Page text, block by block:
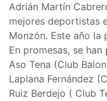
Adrián Martín
mejores deportistas
Monzón. Este año la
En promesas, se
Aso Tena (Club
Laplana Fernández
Ruiz Berdejo ( Club